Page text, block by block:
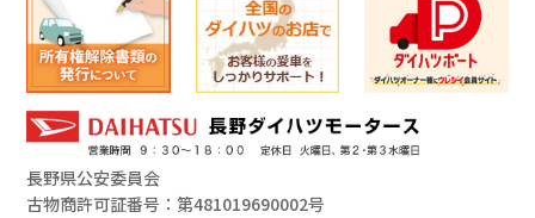
長野県公安委員会
古物商許可証番号：第481019690002号